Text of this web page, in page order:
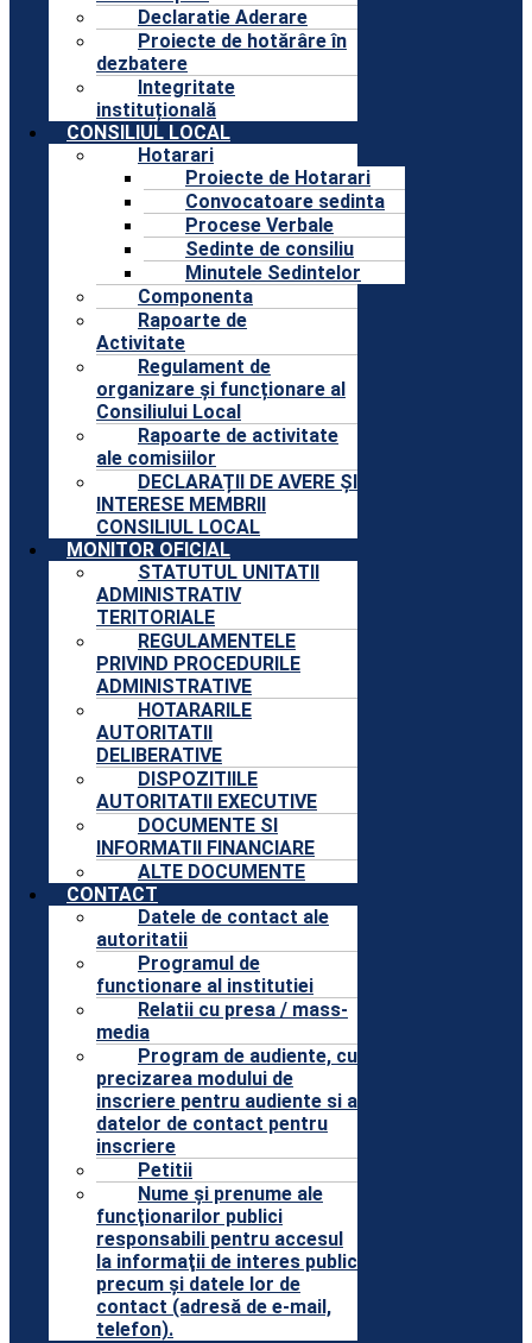
Declaratie Aderare
Proiecte de hotărâre în
dezbatere
Integritate
instituțională
CONSILIUL LOCAL
Hotarari
Proiecte de Hotarari
Convocatoare sedinta
Procese Verbale
Sedinte de consiliu
Minutele Sedintelor
Componenta
Rapoarte de
Activitate
Regulament de
organizare și funcționare al
Consiliului Local
Rapoarte de activitate
ale comisiilor
DECLARAȚII DE AVERE ȘI
INTERESE MEMBRII
CONSILIUL LOCAL
MONITOR OFICIAL
STATUTUL UNITATII
ADMINISTRATIV
TERITORIALE
REGULAMENTELE
PRIVIND PROCEDURILE
ADMINISTRATIVE
HOTARARILE
AUTORITATII
DELIBERATIVE
DISPOZITIILE
AUTORITATII EXECUTIVE
DOCUMENTE SI
INFORMATII FINANCIARE
ALTE DOCUMENTE
CONTACT
Datele de contact ale
autoritatii
Programul de
functionare al institutiei
Relatii cu presa / mass-
media
Program de audiente, cu
precizarea modului de
inscriere pentru audiente si a
datelor de contact pentru
inscriere
Petitii
Nume şi prenume ale
funcţionarilor publici
responsabili pentru accesul
la informaţii de interes public
precum şi datele lor de
contact (adresă de e-mail,
telefon).